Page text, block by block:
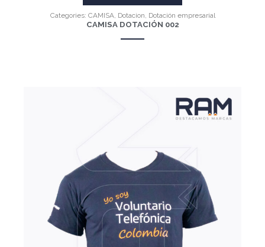
Categories: CAMISA, Dotacion, Dotación empresarial
CAMISA DOTACIÓN 002